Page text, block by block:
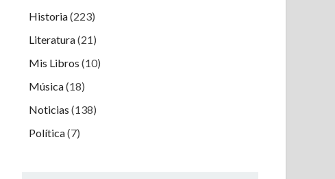
Historia(223)
Literatura(21)
Mis Libros (10)
Música(18)
Noticias (138)
Política(7)